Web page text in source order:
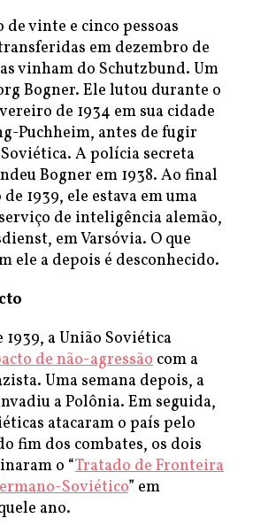
vinte e cinco pessoas
em dezembro de
vinham do Schutzbund. Um
Bogner. Ele lutou durante o
de 1934 em sua cidade
Puchheim, antes de fugir
A polícia secreta
Bogner em 1938. Ao final
1939, ele estava em uma
de inteligência alemão,
em Varsóvia. O que
ele a depois é desconhecido.
1939, a União Soviética
de não-agressão com a
Uma semana depois, a
a Polônia. Em seguida,
atacaram o país pelo
fim dos combates, os dois
o “Tratado de Fronteira
Soviético” em
ano.